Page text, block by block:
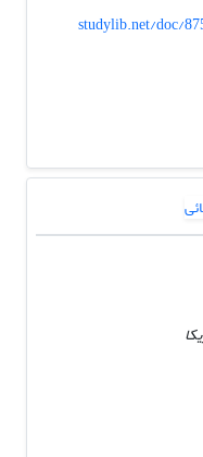
studylib.net/doc/